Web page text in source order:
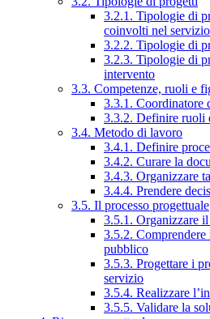
3.2.1. Tipologie di
coinvolti nel servizio
3.2.2. Tipologie di
3.2.3. Tipologie di
intervento
3.3. Competenze, ruoli e
3.3.1. Coordinatore
3.3.2. Definire ruoli
3.4. Metodo di lavoro
3.4.1. Definire
3.4.2. Curare la
3.4.3. Organizzare
3.4.4. Prendere
3.5. Il processo progettuale
3.5.1. Organizzare
3.5.2. Comprendere
pubblico
3.5.3. Progettare i
servizio
3.5.4. Realizzare
3.5.5. Validare la